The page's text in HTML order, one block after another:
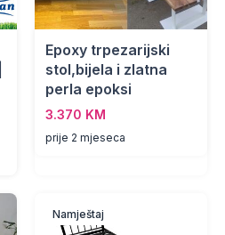
Epoxy trpezarijski
stol,bijela i zlatna
perla epoksi
3.370 KM
prije 2 mjeseca
Namještaj